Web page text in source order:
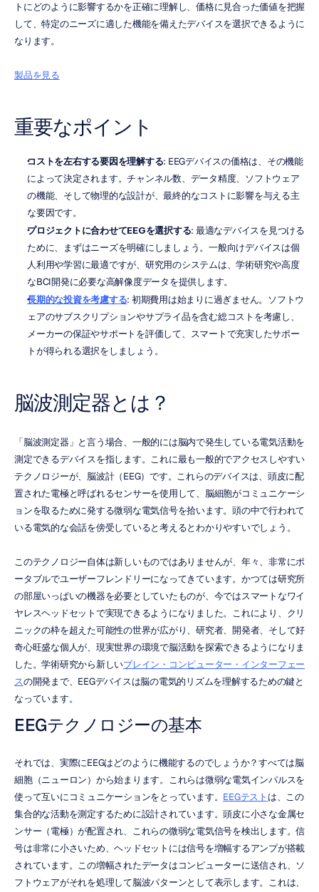
トにどのように影響するかを正確に理解し、価格に見合った価値を把握
して、特定のニーズに適した機能を備えたデバイスを選択できるように
なります。
製品を見る
重要なポイント
コストを左右する要因を理解する: EEGデバイスの価格は、その機能
によって決定されます。チャンネル数、データ精度、ソフトウェア
の機能、そして物理的な設計が、最終的なコストに影響を与える主
な要因です。
プロジェクトに合わせてEEGを選択する: 最適なデバイスを見つける
ために、まずはニーズを明確にしましょう。一般向けデバイスは個
人利用や学習に最適ですが、研究用のシステムは、学術研究や高度
なBCI開発に必要な高解像度データを提供します。
長期的な投資を考慮する: 初期費用は始まりに過ぎません。ソフトウ
ェアのサブスクリプションやサプライ品を含む総コストを考慮し、
メーカーの保証やサポートを評価して、スマートで充実したサポー
トが得られる選択をしましょう。
脳波測定器とは？
「脳波測定器」と言う場合、一般的には脳内で発生している電気活動を
測定できるデバイスを指します。これに最も一般的でアクセスしやすい
テクノロジーが、脳波計（EEG）です。これらのデバイスは、頭皮に配
置された電極と呼ばれるセンサーを使用して、脳細胞がコミュニケーシ
ョンを取るために発する微弱な電気信号を拾います。頭の中で行われて
いる電気的な会話を傍受していると考えるとわかりやすいでしょう。
このテクノロジー自体は新しいものではありませんが、年々、非常にポ
ータブルでユーザーフレンドリーになってきています。かつては研究所
の部屋いっぱいの機器を必要としていたものが、今ではスマートなワイ
ヤレスヘッドセットで実現できるようになりました。これにより、クリ
ニックの枠を超えた可能性の世界が広がり、研究者、開発者、そして好
奇心旺盛な個人が、現実世界の環境で脳活動を探索できるようになりま
した。学術研究から新しいブレイン・コンピューター・インターフェー
スの開発まで、EEGデバイスは脳の電気的リズムを理解するための鍵と
なっています。
EEGテクノロジーの基本
それでは、実際にEEGはどのように機能するのでしょうか？すべては脳
細胞（ニューロン）から始まります。これらは微弱な電気インパルスを
使って互いにコミュニケーションをとっています。 EEGテスト は、この
集合的な活動を測定するために設計されています。頭皮に小さな金属セ
ンサー（電極）が配置され、これらの微弱な電気信号を検出します。信
号は非常に小さいため、ヘッドセットには信号を増幅するアンプが搭載
されています。この増幅されたデータはコンピューターに送信され、ソ
フトウェアがそれを処理して脳波パターンとして表示します。これは、